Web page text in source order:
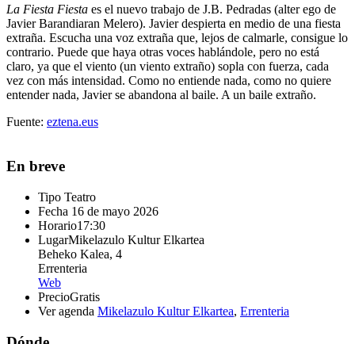
La Fiesta Fiesta es el nuevo trabajo de J.B. Pedradas (alter ego de
Javier Barandiaran Melero). Javier despierta en medio de una fiesta
extraña. Escucha una voz extraña que, lejos de calmarle, consigue lo
contrario. Puede que haya otras voces hablándole, pero no está
claro, ya que el viento (un viento extraño) sopla con fuerza, cada
vez con más intensidad. Como no entiende nada, como no quiere
entender nada, Javier se abandona al baile. A un baile extraño.
Fuente: eztena.eus
En breve
Tipo Teatro
Fecha 16 de mayo 2026
Horario17:30
LugarMikelazulo Kultur Elkartea
Beheko Kalea, 4
Errenteria
Web
PrecioGratis
Ver agenda Mikelazulo Kultur Elkartea, Errenteria